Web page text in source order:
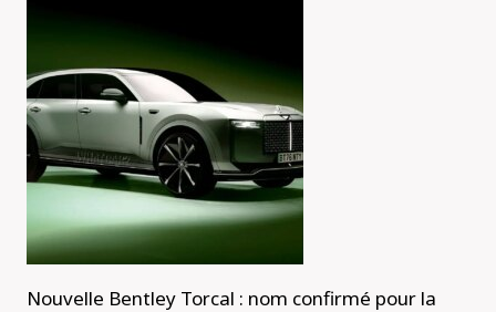
Nouvelle Bentley Torcal : nom confirmé pour la